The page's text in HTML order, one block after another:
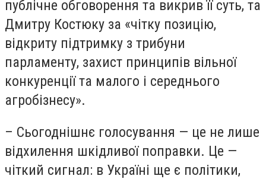
публічне обговорення та викрив її суть, та
Дмитру Костюку за «чітку позицію,
відкриту підтримку з трибуни
парламенту, захист принципів вільної
конкуренції та малого і середнього
агробізнесу».
– Сьогоднішнє голосування — це не лише
відхилення шкідливої поправки. Це —
чіткий сигнал: в Україні ще є політики,